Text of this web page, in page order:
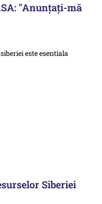
"Anunțați-mă
Siberiei